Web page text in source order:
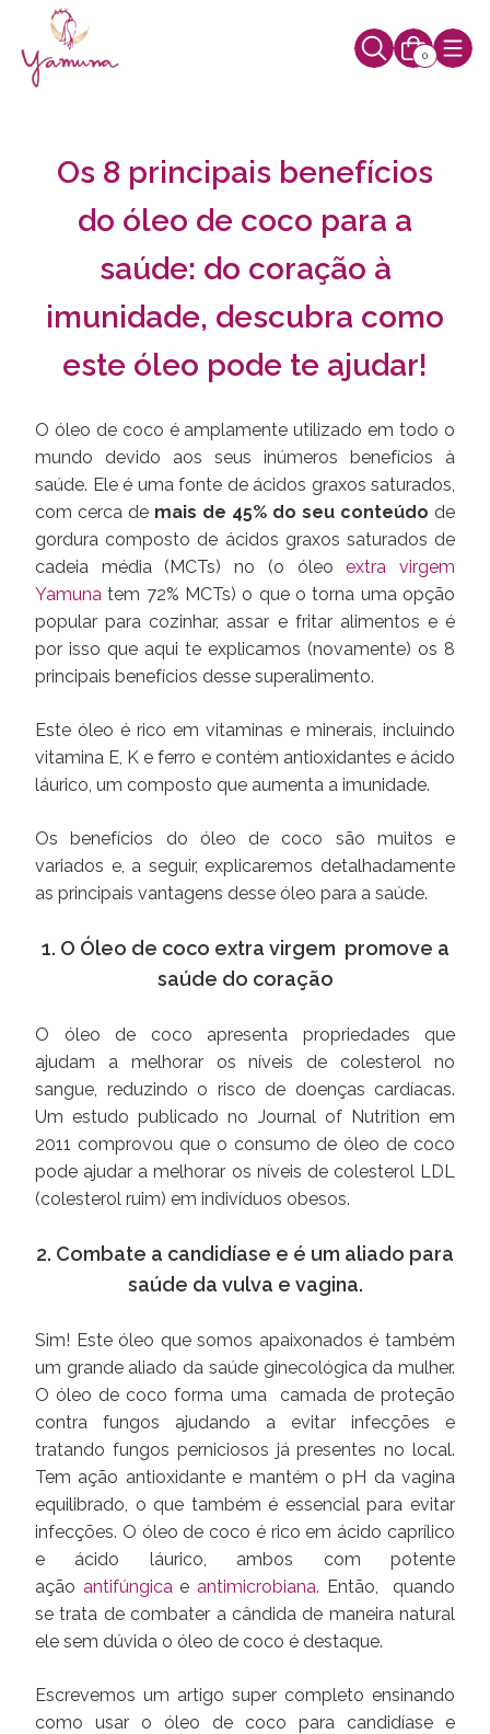
0
Os 8 principais benefícios
do óleo de coco para a
saúde: do coração à
imunidade, descubra como
este óleo pode te ajudar!
O óleo de coco é amplamente utilizado em todo o
mundo devido aos seus inúmeros benefícios à
saúde. Ele é uma fonte de ácidos graxos saturados,
com cerca de mais de 45% do seu conteúdo de
gordura composto de ácidos graxos saturados de
cadeia média (MCTs) no (o óleoextra virgem
Yamuna tem 72% MCTs) o que o torna uma opção
popular para cozinhar, assar e fritar alimentos e é
por isso que aqui te explicamos (novamente) os 8
principais benefícios desse superalimento.
Este óleo é rico em vitaminas e minerais, incluindo
vitamina E, K e ferro e contém antioxidantes e ácido
láurico, um composto que aumenta a imunidade.
Os benefícios do óleo de coco são muitos e
variados e, a seguir, explicaremos detalhadamente
as principais vantagens desse óleo para a saúde.
1. O Óleo de coco extra virgem promove a
saúde do coração
O óleo de coco apresenta propriedades que
ajudam a melhorar os níveis de colesterol no
sangue, reduzindo o risco de doenças cardíacas.
Um estudo publicado no Journal of Nutrition em
2011 comprovou que o consumo de óleo de coco
pode ajudar a melhorar os níveis de colesterol LDL
(colesterol ruim) em indivíduos obesos.
2. Combate a candidíase e é um aliado para
saúde da vulva e vagina.
Sim! Este óleo que somos apaixonados é também
um grande aliado da saúde ginecológica da mulher.
O óleo de coco forma uma camada de proteção
contra fungos ajudando a evitar infecções e
tratando fungos perniciosos já presentes no local.
Tem ação antioxidante e mantém o pH da vagina
equilibrado, o que também é essencial para evitar
infecções. O óleo de coco é rico em ácido caprílico
e ácido láurico, ambos com potente
ação antifúngicaeantimicrobiana. Então, quando
se trata de combater a cândida de maneira natural
ele sem dúvida o óleo de coco é destaque.
Escrevemos um artigo super completo ensinando
como usar o óleo de coco para candidíase e